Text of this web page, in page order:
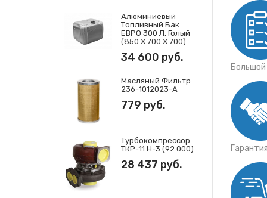
Алюминиевый
Топливный Бак
ЕВРО 300 Л. Голый
(850 Х 700 Х 700)
34 600 руб.
Масляный Фильтр
236-1012023-А
779 руб.
Турбокомпрессор
ТКР-11 Н-3 (92.000)
28 437 руб.
Гарантия